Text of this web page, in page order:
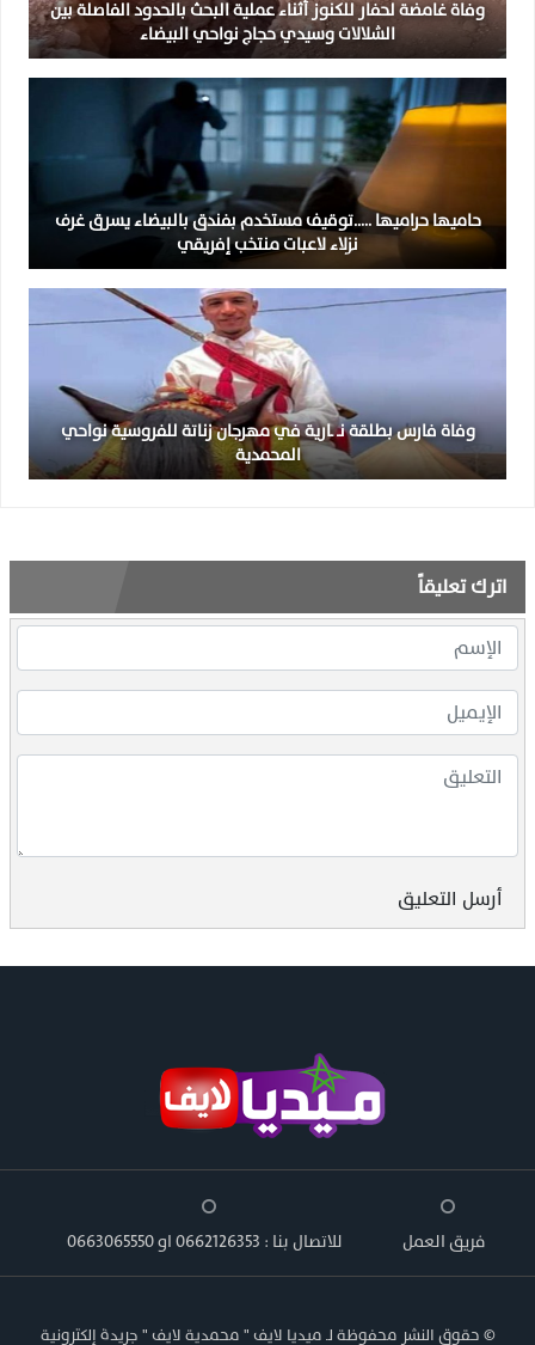
وفاة غامضة لحفار للكنوز أثناء عملية البحث بالحدود الفاصلة بين
الشلالات وسيدي حجاج نواحي البيضاء
حاميها حراميها …..توقيف مستخدم بفندق بالبيضاء يسرق غرف
نزلاء لاعبات منتخب إفريقي
وفاة فارس بطلقة نـ ـارية في مهرجان زناتة للفروسية نواحي
المحمدية
اترك تعليقاً
أرسل التعليق
فريق العمل للاتصال بنا : 0662126353 او 0663065550
© حقوق النشر محفوظة لـ ميديا لايف " محمدية لايف " جريدة إلكترونية